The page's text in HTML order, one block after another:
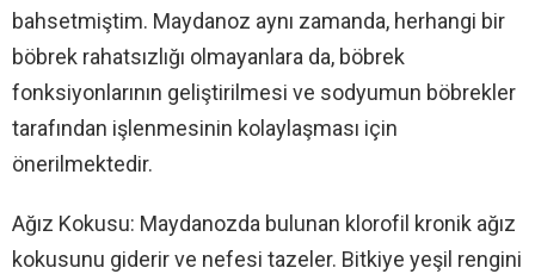
bahsetmiştim. Maydanoz aynı zamanda, herhangi bir
böbrek rahatsızlığı olmayanlara da, böbrek
fonksiyonlarının geliştirilmesi ve sodyumun böbrekler
tarafından işlenmesinin kolaylaşması için
önerilmektedir.
Ağız Kokusu: Maydanozda bulunan klorofil kronik ağız
kokusunu giderir ve nefesi tazeler. Bitkiye yeşil rengini